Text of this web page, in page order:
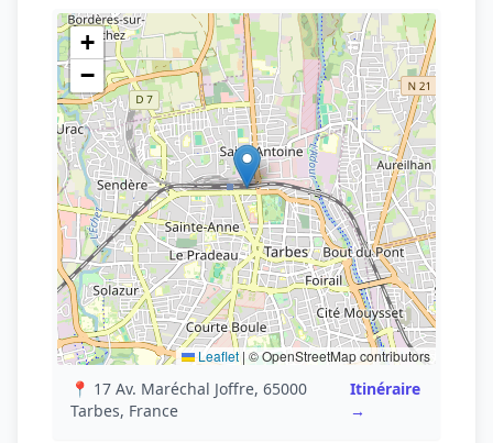
+
−
Leaflet | © OpenStreetMap contributors
📍 17 Av. Maréchal Joffre, 65000
Tarbes, France
Itinéraire
→